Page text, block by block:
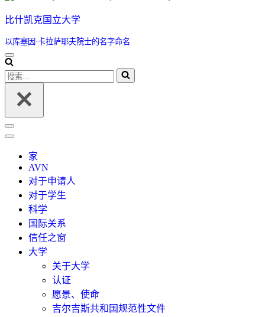
菜
比什凯克国立大学
以库塞因·卡拉萨耶夫院士的名字命名
导
航
菜
搜
索...
家
AVN
对于申请人
对于学生
科学
国际关系
信任之窗
大学
关于大学
认证
愿景、使命
吉尔吉斯共和国规范性文件